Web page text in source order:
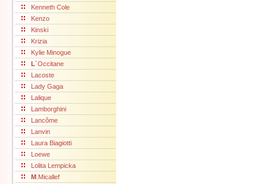
Kenneth Cole
Kenzo
Kinski
Krizia
Kylie Minogue
L´Occitane
Lacoste
Lady Gaga
Lalique
Lamborghini
Lancôme
Lanvin
Laura Biagiotti
Loewe
Lolita Lempicka
M .Micallef